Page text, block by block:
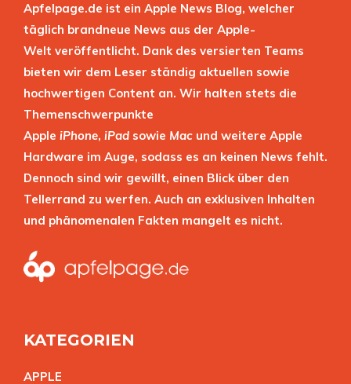
Apfelpage.de ist ein Apple News Blog, welcher
täglich brandneue News aus der Apple-
Welt veröffentlicht. Dank des versierten Teams
bieten wir dem Leser ständig aktuellen sowie
hochwertigen Content an. Wir halten stets die
Themenschwerpunkte
Apple iPhone, iPad sowie Mac und weitere Apple
Hardware im Auge, sodass es an keinen News fehlt.
Dennoch sind wir gewillt, einen Blick über den
Tellerrand zu werfen. Auch an exklusiven Inhalten
und phänomenalen Fakten mangelt es nicht.
KATEGORIEN
APPLE